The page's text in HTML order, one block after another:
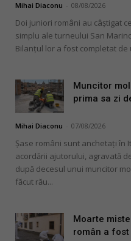
Mihai Diaconu 08/08/2026
Doi juniori români au câștigat
simplu ale turneului San
Bilanțul lor a fost completat de
Muncitor
prima sa zi
Mihai Diaconu 07/08/2026
Șase români sunt anchetați în
acordării ajutorului, agravată
după decesul unui muncitor
făcut rău...
Moarte
român a fost